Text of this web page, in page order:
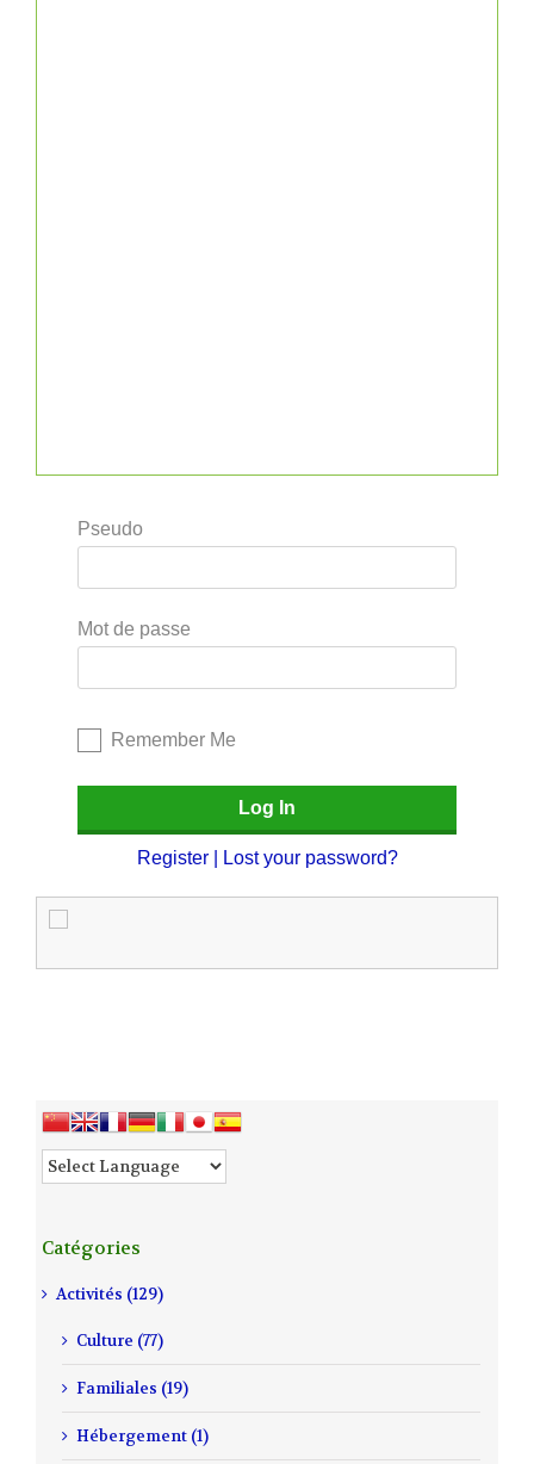
Pseudo
Mot de passe
Remember Me
Register| Lost your password?
Catégories
Activités (129)
Culture (77)
Familiales (19)
Hébergement (1)